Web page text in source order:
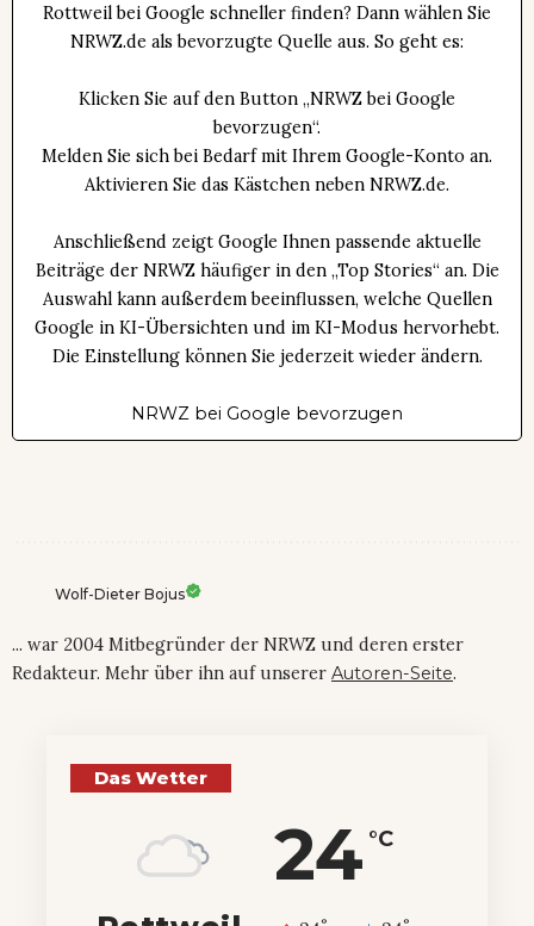
Rottweil bei Google schneller finden? Dann wählen Sie
NRWZ.de als bevorzugte Quelle aus. So geht es:
Klicken Sie auf den Button „NRWZ bei Google
bevorzugen“.
Melden Sie sich bei Bedarf mit Ihrem Google-Konto an.
Aktivieren Sie das Kästchen neben NRWZ.de.
Anschließend zeigt Google Ihnen passende aktuelle
Beiträge der NRWZ häufiger in den „Top Stories“ an. Die
Auswahl kann außerdem beeinflussen, welche Quellen
Google in KI-Übersichten und im KI-Modus hervorhebt.
Die Einstellung können Sie jederzeit wieder ändern.
NRWZ bei Google bevorzugen
Wolf-Dieter Bojus
... war 2004 Mitbegründer der NRWZ und deren erster
Redakteur. Mehr über ihn auf unserer Autoren-Seite.
Das Wetter
24 °C